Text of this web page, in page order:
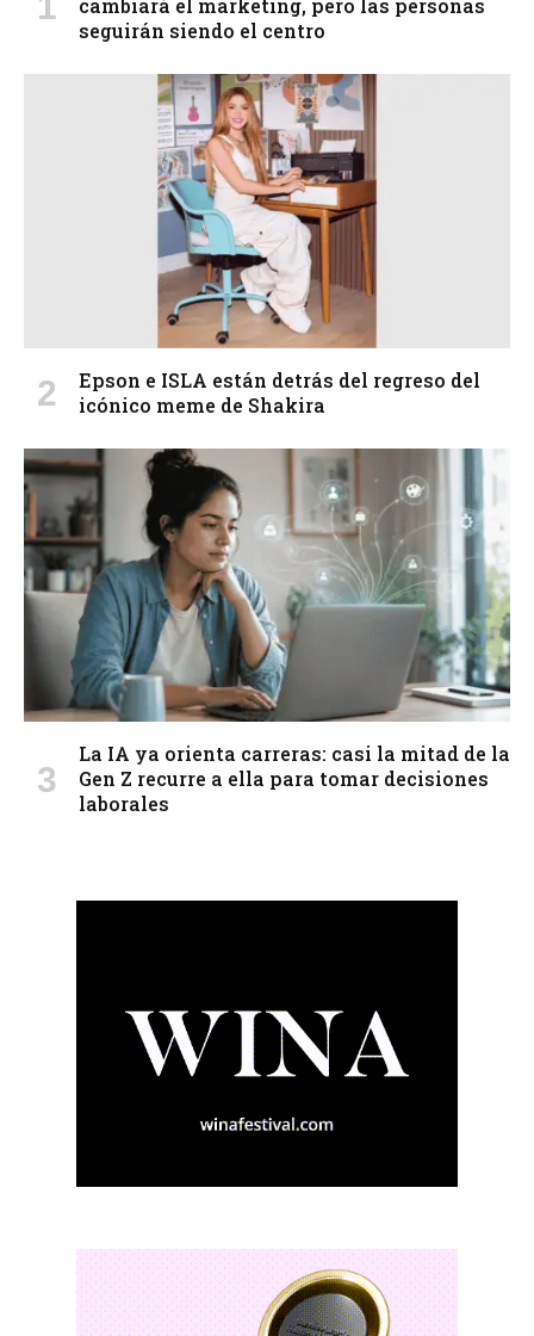
cambiará el marketing, pero las personas
seguirán siendo el centro
Epson e ISLA están detrás del regreso del
icónico meme de Shakira
La IA ya orienta carreras: casi la mitad de la
Gen Z recurre a ella para tomar decisiones
laborales